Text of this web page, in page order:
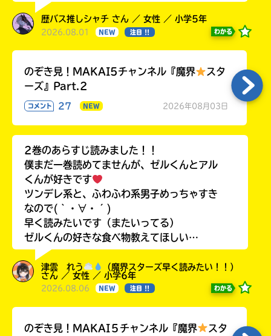
歴バス推しシャチ さん ／ 女性 ／ 小学5年
2026.08.01 NEW 注目 !! わかる
のぞき見！MAKAI5チャンネル『魔界
スタ
ーズ』Part.2
コメント 27 NEW 2026年08月03日
2巻のあらすじ読みました！！
僕まだ一巻読めてませんが、ゼルくんとアル
くんが好きです
ツンデレ系と、ふわふわ系男子めっちゃすき
なので(｀・∀・´)
早く読みたいです（またいってる）
ゼルくんの好きな食べ物教えてほしい…
津雲 れう
（魔界スターズ早く読みたい！！）
さん ／ 女性 ／ 小学6年
2026.08.06 NEW 注目 !! わかる
のぞき見！MAKAI５チャンネル『魔界
スタ